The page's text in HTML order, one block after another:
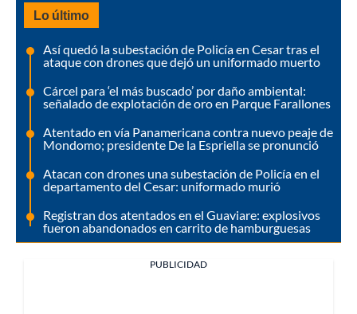
Lo último
Así quedó la subestación de Policía en Cesar tras el
ataque con drones que dejó un uniformado muerto
Cárcel para ‘el más buscado’ por daño ambiental:
señalado de explotación de oro en Parque Farallones
Atentado en vía Panamericana contra nuevo peaje de
Mondomo; presidente De la Espriella se pronunció
Atacan con drones una subestación de Policía en el
departamento del Cesar: uniformado murió
Registran dos atentados en el Guaviare: explosivos
fueron abandonados en carrito de hamburguesas
PUBLICIDAD